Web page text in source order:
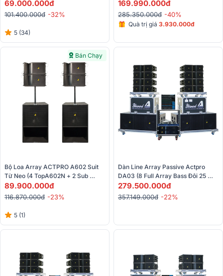
B30 40cm)
69.000.000đ
101.400.000đ -32%
5 (34)
New, KR28F New, HT-2500,
FP10000Q, Live 1604,...)
169.990.000đ
285.350.000đ -40%
Quà trị giá 3.930.000đ
Bán Chạy
Bộ Loa Array ACTPRO A602 Suit
Từ Neo (4 TopA602N + 2 Sub
A618SN)
89.900.000đ
116.870.000đ -23%
5 (1)
Dàn Line Array Passive Actpro
DA03 (8 Full Array Bass Đôi 25
HQL 210 + 2 Sub Hơi Bass Đôi 50 +
2 Đẩy...)
279.500.000đ
357.149.000đ -22%